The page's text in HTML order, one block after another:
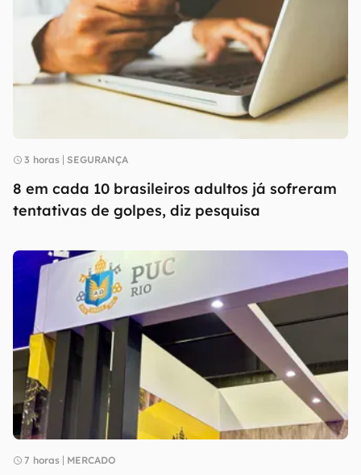
3 horas SEGURANÇA
8 em cada 10 brasileiros adultos já sofreram
tentativas de golpes, diz pesquisa
7 horas MERCADO